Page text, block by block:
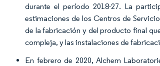
durante el período 2018-27. La
estimaciones de los Centros de
de la fabricación y del producto final
compleja, y las instalaciones de
En febrero de 2020, Alchem